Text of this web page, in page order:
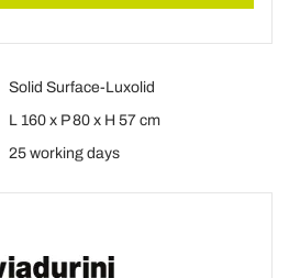
Solid Surface-Luxolid
L 160 x P 80 x H 57 cm
25 working days